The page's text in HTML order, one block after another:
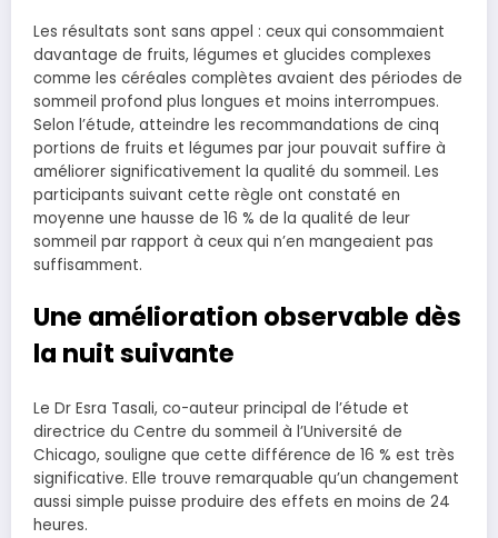
Les résultats sont sans appel : ceux qui consommaient
davantage de fruits, légumes et glucides complexes
comme les céréales complètes avaient des périodes de
sommeil profond plus longues et moins interrompues.
Selon l’étude, atteindre les recommandations de cinq
portions de fruits et légumes par jour pouvait suffire à
améliorer significativement la qualité du sommeil. Les
participants suivant cette règle ont constaté en
moyenne une hausse de 16 % de la qualité de leur
sommeil par rapport à ceux qui n’en mangeaient pas
suffisamment.
Une amélioration observable dès
la nuit suivante
Le Dr Esra Tasali, co-auteur principal de l’étude et
directrice du Centre du sommeil à l’Université de
Chicago, souligne que cette différence de 16 % est très
significative. Elle trouve remarquable qu’un changement
aussi simple puisse produire des effets en moins de 24
heures.